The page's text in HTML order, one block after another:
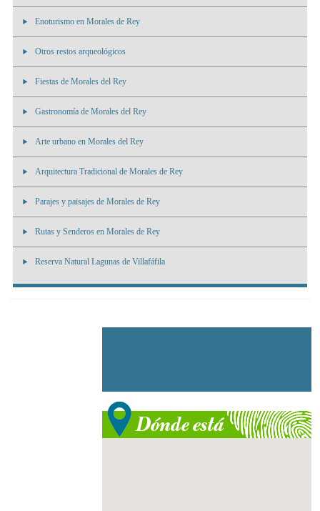
Enoturismo en Morales de Rey
Otros restos arqueológicos
Fiestas de Morales del Rey
Gastronomía de Morales del Rey
Arte urbano en Morales del Rey
Arquitectura Tradicional de Morales de Rey
Parajes y paisajes de Morales de Rey
Rutas y Senderos en Morales de Rey
Reserva Natural Lagunas de Villafáfila